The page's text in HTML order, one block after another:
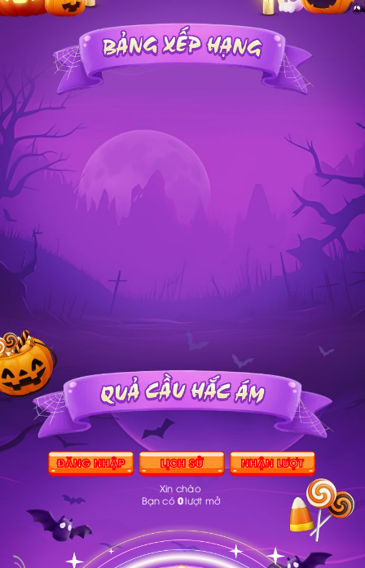
ĐĂNG NHẬP LỊCH SỬ NHẬN LƯỢT
Xin chào
Bạn có 0lượt mở